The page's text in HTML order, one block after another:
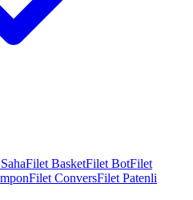
Filet BasketFilet BotFilet
Filet ConversFilet Patenli